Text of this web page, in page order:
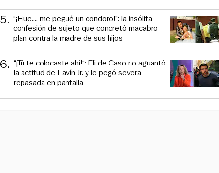
5. “¡Hue..., me pegué un condoro!”: la insólita
confesión de sujeto que concretó macabro
plan contra la madre de sus hijos
6. “¡Tú te colocaste ahí!“: Eli de Caso no aguantó
la actitud de Lavín Jr. y le pegó severa
repasada en pantalla